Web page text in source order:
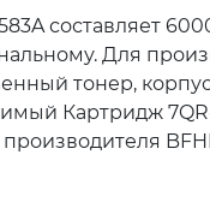
составляет
Для
тонер, корпус
Картридж